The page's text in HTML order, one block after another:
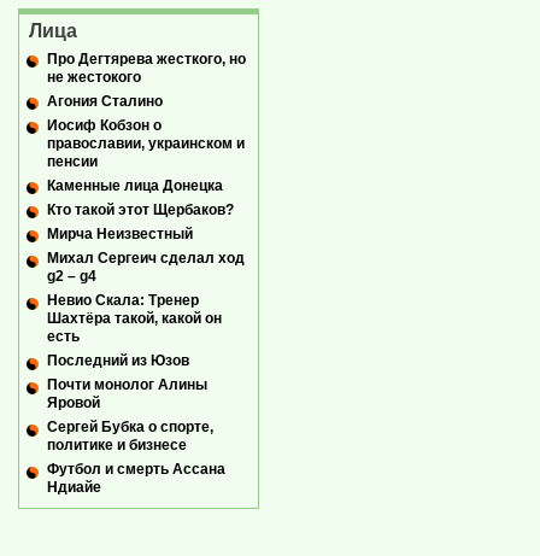
Лица
Про Дегтярева жесткого, но
не жестокого
Агония Сталино
Иосиф Кобзон о
православии, украинском и
пенсии
Каменные лица Донецка
Кто такой этот Щербаков?
Мирча Неизвестный
Михал Сергеич сделал ход
g2 – g4
Невио Скала: Тренер
Шахтёра такой, какой он
есть
Последний из Юзов
Почти монолог Алины
Яровой
Сергей Бубка о спорте,
политике и бизнесе
Футбол и смерть Ассана
Ндиайе